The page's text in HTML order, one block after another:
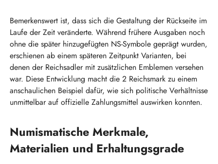
Bemerkenswert ist, dass sich die Gestaltung der Rückseite im
Laufe der Zeit veränderte. Während frühere Ausgaben noch
ohne die später hinzugefügten NS-Symbole geprägt wurden,
erschienen ab einem späteren Zeitpunkt Varianten, bei
denen der Reichsadler mit zusätzlichen Emblemen versehen
war. Diese Entwicklung macht die 2 Reichsmark zu einem
anschaulichen Beispiel dafür, wie sich politische Verhältnisse
unmittelbar auf offizielle Zahlungsmittel auswirken konnten.
Numismatische Merkmale,
Materialien und Erhaltungsgrade